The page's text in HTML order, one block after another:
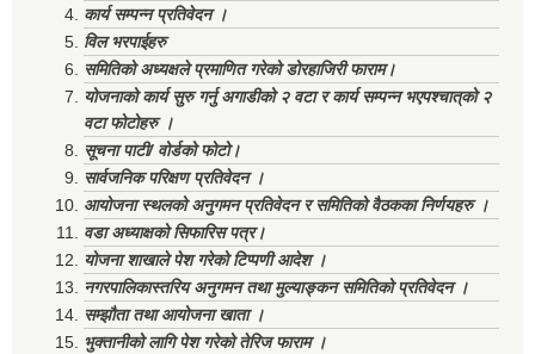
कार्य सम्पन्न प्रतिवेदन ।
विल भरपाईहरु
समितिको अध्यक्षले प्रमाणित गरेको डोरहाजिरी फाराम।
योजनाको कार्य सुरु गर्नु अगाडीको २ वटा र कार्य सम्पन्न भएपश्चात्‌को २
वटा फोटोहरु ।
सूचना पाटी/ वोर्डको फोटो।
सार्वजनिक परिक्षण प्रतिवेदन ।
आयोजना स्थलको अनुगमन प्रतिवेदन र समितिको वैठकका निर्णयहरु ।
वडा अध्याक्षको सिफारिस पत्र।
योजना शाखाले पेश गरेको टिप्पणी आदेश ।
नगरपालिकास्तरिय अनुगमन तथा मुल्याङ्कन समितिको प्रतिवेदन ।
सम्झौता तथा आयोजना खाता ।
भुक्तानीको लागि पेश गरेको तेरिज फाराम ।